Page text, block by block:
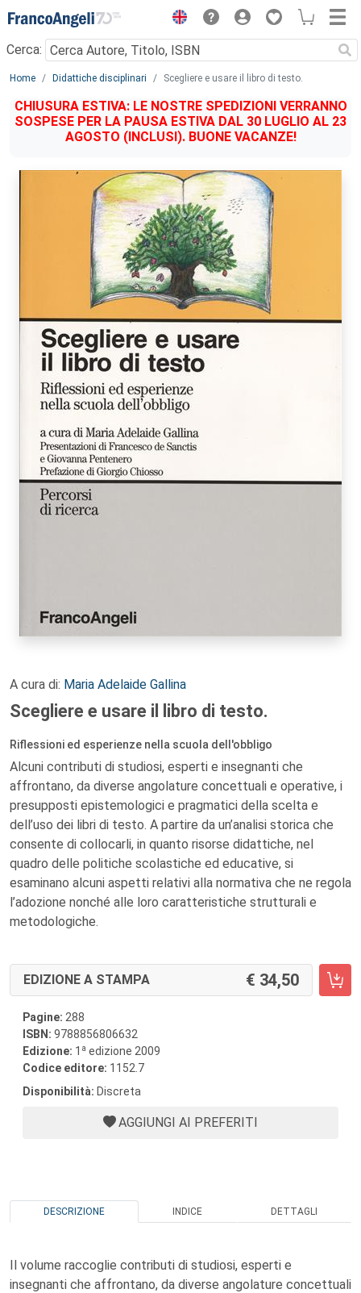
Menu
Cerca:
Main content
Home Didattiche disciplinari Scegliere e usare il libro di testo.
CHIUSURA ESTIVA: LE NOSTRE SPEDIZIONI VERRANNO
SOSPESE PER LA PAUSA ESTIVA DAL 30 LUGLIO AL 23
AGOSTO (INCLUSI). BUONE VACANZE!
A cura di: Maria Adelaide Gallina
Scegliere e usare il libro di testo.
Riflessioni ed esperienze nella scuola dell'obbligo
Alcuni contributi di studiosi, esperti e insegnanti che
affrontano, da diverse angolature concettuali e operative, i
presupposti epistemologici e pragmatici della scelta e
dell’uso dei libri di testo. A partire da un’analisi storica che
consente di collocarli, in quanto risorse didattiche, nel
quadro delle politiche scolastiche ed educative, si
esaminano alcuni aspetti relativi alla normativa che ne regola
l’adozione nonché alle loro caratteristiche strutturali e
metodologiche.
EDIZIONE A STAMPA 34,50
Pagine: 288
ISBN: 9788856806632
Edizione: 1 a edizione 2009
Codice editore: 1152.7
Disponibilità: Discreta
AGGIUNGI AI PREFERITI
DESCRIZIONE INDICE DETTAGLI
Il volume raccoglie contributi di studiosi, esperti e
insegnanti che affrontano, da diverse angolature concettuali